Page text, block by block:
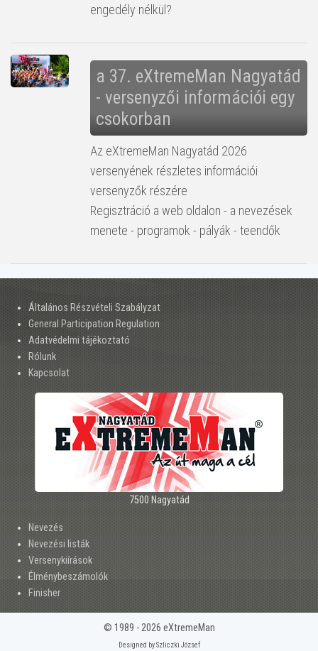
engedély nélkül?
a 37. eXtremeMan Nagyatád
- versenyzői információi egy
csokorban
Az eXtremeMan Nagyatád 2026
versenyének részletes információi
versenyzők részére
Regisztráció a web oldalon - a nevezések
menete - programok - pályák - teendők
Általános Részvételi Szabályzat
General Participation Regulation
Adatvédelmi tájékoztató
Rólunk
Kapcsolat
7500 Nagyatád
Nevezés
Nevezési listák
Versenykiírások
Élménybeszámolók
Finisher
© 1989 - 2026 eXtremeMan
Designed by Szliczki József